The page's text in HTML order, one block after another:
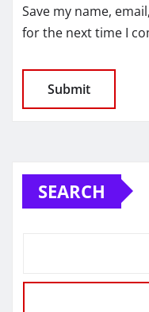
Save my name,
for the next time I
SEARCH